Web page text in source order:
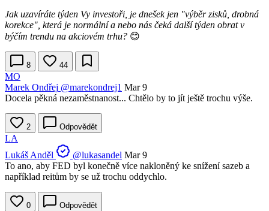
Jak uzavíráte týden Vy investoři, je dnešek jen "výběr zisků, drobná
korekce", která je normální a nebo nás čeká další týden obrat v
býčím trendu na akciovém trhu? 😊
8 44
MO
Marek Ondřej @marekondrej1 Mar 9
Docela pěkná nezaměstnanost... Chtělo by to jít ještě trochu výše.
2 Odpovědět
LA
Lukáš Anděl
@lukasandel Mar 9
To ano, aby FED byl konečně více nakloněný ke snížení sazeb a
například reitům by se už trochu oddychlo.
0 Odpovědět